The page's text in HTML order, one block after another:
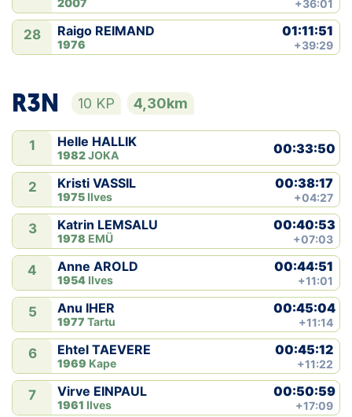
2007 +36:01
28 Raigo REIMAND
1976
01:11:51
+39:29
R3N 10 KP 4,30km
1 Helle HALLIK
1982JOKA 00:33:50
2 Kristi VASSIL
1975 Ilves
00:38:17
+04:27
3 Katrin LEMSALU
1978 EMÜ
00:40:53
+07:03
4 Anne AROLD
1954 Ilves
00:44:51
+11:01
5 Anu IHER
1977 Tartu
00:45:04
+11:14
6 Ehtel TAEVERE
1969 Kape
00:45:12
+11:22
7 Virve EINPAUL
1961 Ilves
00:50:59
+17:09